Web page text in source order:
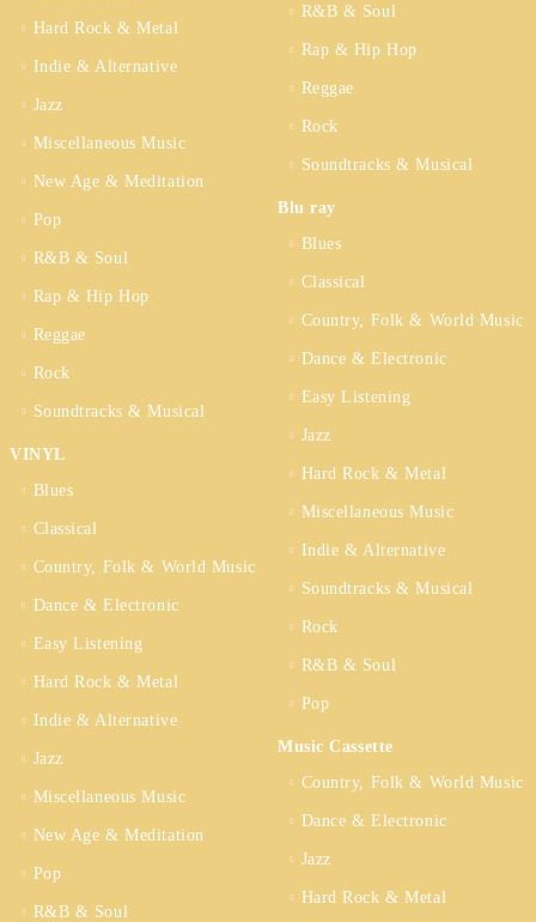
Hard Rock & Metal
Indie & Alternative
Jazz
Miscellaneous Music
New Age & Meditation
Pop
R&B & Soul
Rap & Hip Hop
Reggae
Rock
Soundtracks & Musical
VINYL
Blues
Classical
Country, Folk & World Music
Dance & Electronic
Easy Listening
Hard Rock & Metal
Indie & Alternative
Jazz
Miscellaneous Music
New Age & Meditation
Pop
R&B & Soul
R&B & Soul
Rap & Hip Hop
Reggae
Rock
Soundtracks & Musical
Blu ray
Blues
Classical
Country, Folk & World Music
Dance & Electronic
Easy Listening
Jazz
Hard Rock & Metal
Miscellaneous Music
Indie & Alternative
Soundtracks & Musical
Rock
R&B & Soul
Pop
Music Cassette
Country, Folk & World Music
Dance & Electronic
Jazz
Hard Rock & Metal